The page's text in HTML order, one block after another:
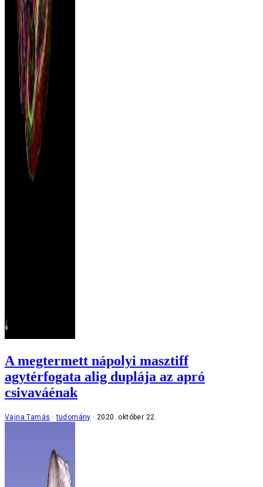
A megtermett nápolyi masztiff
agytérfogata alig duplája az apró
csivaváénak
Vajna Tamás tudomány 2020. október 22.